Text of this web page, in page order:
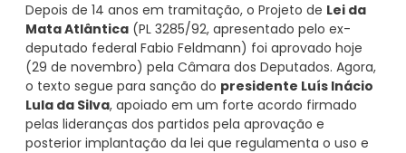
Depois de 14 anos em tramitação, o Projeto de Lei da
Mata Atlântica (PL 3285/92, apresentado pelo ex-
deputado federal Fabio Feldmann) foi aprovado hoje
(29 de novembro) pela Câmara dos Deputados. Agora,
o texto segue para sanção do presidente Luís Inácio
Lula da Silva, apoiado em um forte acordo firmado
pelas lideranças dos partidos pela aprovação e
posterior implantação da lei que regulamenta o uso e